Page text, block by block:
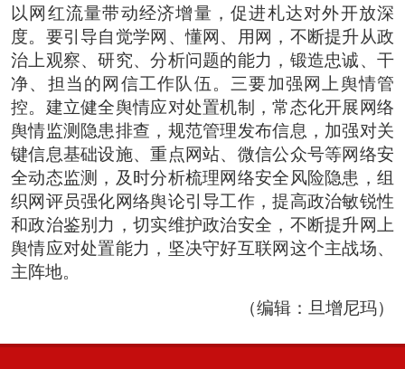
以网红流量带动经济增量，促进札达对外开放深
度。要引导自觉学网、懂网、用网，不断提升从政
治上观察、研究、分析问题的能力，锻造忠诚、干
净、担当的网信工作队伍。三要加强网上舆情管
控。建立健全舆情应对处置机制，常态化开展网络
舆情监测隐患排查，规范管理发布信息，加强对关
键信息基础设施、重点网站、微信公众号等网络安
全动态监测，及时分析梳理网络安全风险隐患，组
织网评员强化网络舆论引导工作，提高政治敏锐性
和政治鉴别力，切实维护政治安全，不断提升网上
舆情应对处置能力，坚决守好互联网这个主战场、
主阵地。
（编辑：旦增尼玛）